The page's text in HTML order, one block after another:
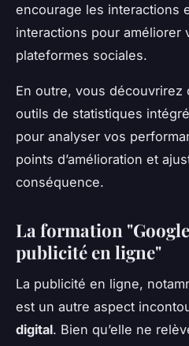
encourage les interactions
interactions pour améliorer
plateformes sociales.
En outre, vous découvrirez
outils de statistiques
pour analyser vos
points d’amélioration et
conséquence.
La formation
publicité en ligne"
La publicité en ligne,
est un autre aspect
digital. Bien qu’elle ne